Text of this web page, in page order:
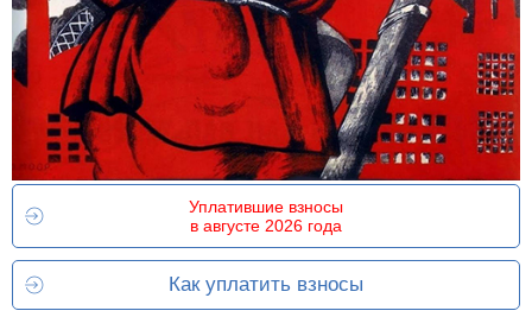
Уплатившие взносы
в августе 2026 года
Как уплатить взносы